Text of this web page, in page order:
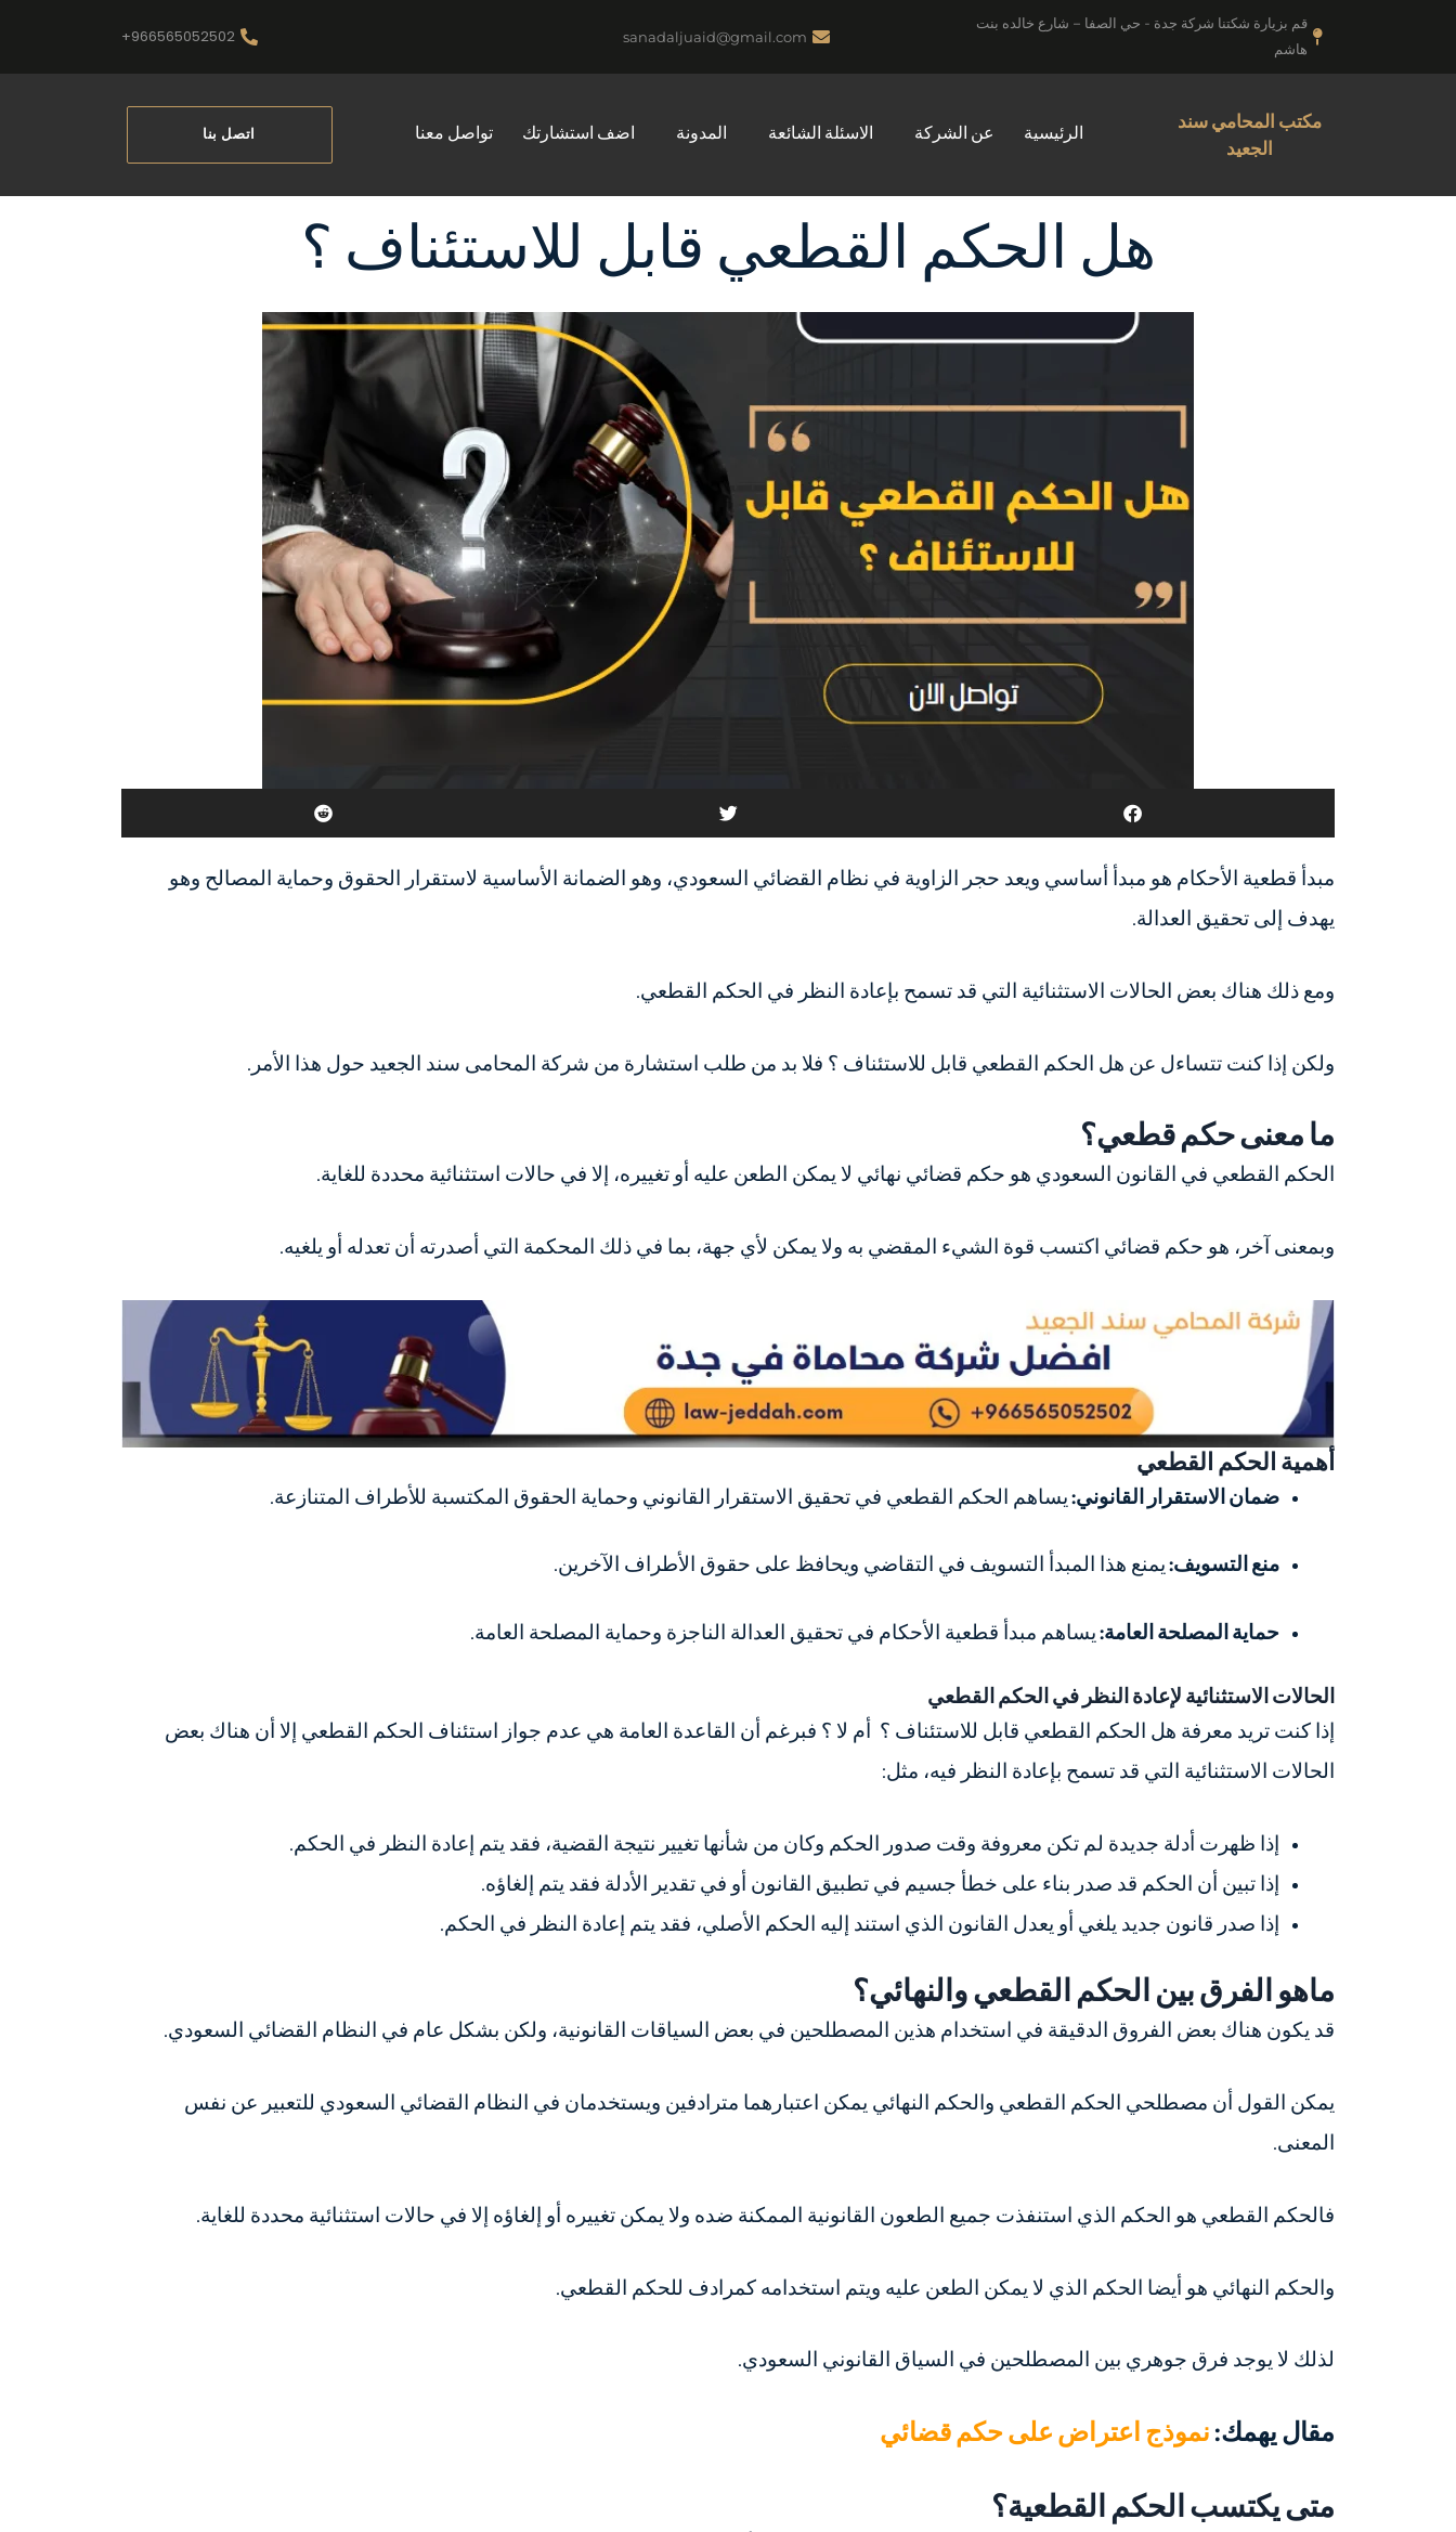
قم بزيارة شكتنا شركة جدة - حي الصفا – شارع خالده بنت
هاشم
sanadaljuaid@gmail.com
966565052502+
مكتب المحامي سند
الجعيد
الرئيسية عن الشركة الاسئلة الشائعة المدونة اضف استشارتك تواصل معنا اتصل بنا
هل الحكم القطعي قابل للاستئناف ؟
مبدأ قطعية الأحكام هو مبدأ أساسي ويعد حجر الزاوية في نظام القضائي السعودي، وهو الضمانة الأساسية لاستقرار الحقوق وحماية المصالح وهو
يهدف إلى تحقيق العدالة.
ومع ذلك هناك بعض الحالات الاستثنائية التي قد تسمح بإعادة النظر في الحكم القطعي.
ولكن إذا كنت تتساءل عن هل الحكم القطعي قابل للاستئناف ؟ فلا بد من طلب استشارة من شركة المحامى سند الجعيد حول هذا الأمر.
ما معنى حكم قطعي؟
الحكم القطعي في القانون السعودي هو حكم قضائي نهائي لا يمكن الطعن عليه أو تغييره، إلا في حالات استثنائية محددة للغاية.
وبمعنى آخر، هو حكم قضائي اكتسب قوة الشيء المقضي به ولا يمكن لأي جهة، بما في ذلك المحكمة التي أصدرته أن تعدله أو يلغيه.
أهمية الحكم القطعي
ضمان الاستقرار القانوني:يساهم الحكم القطعي في تحقيق الاستقرار القانوني وحماية الحقوق المكتسبة للأطراف المتنازعة.
منع التسويف:يمنع هذا المبدأ التسويف في التقاضي ويحافظ على حقوق الأطراف الآخرين.
حماية المصلحة العامة:يساهم مبدأ قطعية الأحكام في تحقيق العدالة الناجزة وحماية المصلحة العامة.
الحالات الاستثنائية لإعادة النظر في الحكم القطعي
إذا كنت تريد معرفة هل الحكم القطعي قابل للاستئناف ؟
أم لا ؟ فبرغم أن القاعدة العامة هي عدم جواز استئناف الحكم القطعي إلا أن هناك بعض
الحالات الاستثنائية التي قد تسمح بإعادة النظر فيه، مثل:
إذا ظهرت أدلة جديدة لم تكن معروفة وقت صدور الحكم وكان من شأنها تغيير نتيجة القضية، فقد يتم إعادة النظر في الحكم.
إذا تبين أن الحكم قد صدر بناء على خطأ جسيم في تطبيق القانون أو في تقدير الأدلة فقد يتم إلغاؤه.
إذا صدر قانون جديد يلغي أو يعدل القانون الذي استند إليه الحكم الأصلي، فقد يتم إعادة النظر في الحكم.
ماهو الفرق بين الحكم القطعي والنهائي؟
قد يكون هناك بعض الفروق الدقيقة في استخدام هذين المصطلحين في بعض السياقات القانونية، ولكن بشكل عام في النظام القضائي السعودي.
يمكن القول أن مصطلحي الحكم القطعي والحكم النهائي يمكن اعتبارهما مترادفين ويستخدمان في النظام القضائي السعودي للتعبير عن نفس
المعنى.
فالحكم القطعي هو الحكم الذي استنفذت جميع الطعون القانونية الممكنة ضده ولا يمكن تغييره أو إلغاؤه إلا في حالات استثنائية محددة للغاية.
والحكم النهائي هو أيضا الحكم الذي لا يمكن الطعن عليه ويتم استخدامه كمرادف للحكم القطعي.
لذلك لا يوجد فرق جوهري بين المصطلحين في السياق القانوني السعودي.
مقال يهمك: نموذج اعتراض على حكم قضائي
متى يكتسب الحكم القطعية؟